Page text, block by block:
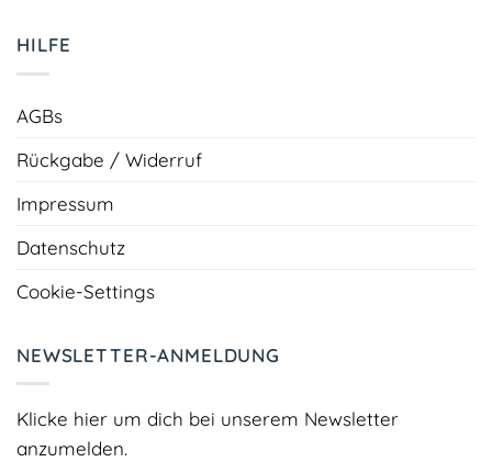
HILFE
AGBs
Rückgabe / Widerruf
Impressum
Datenschutz
Cookie-Settings
NEWSLETTER-ANMELDUNG
Klicke hier um dich bei unserem Newsletter
anzumelden.